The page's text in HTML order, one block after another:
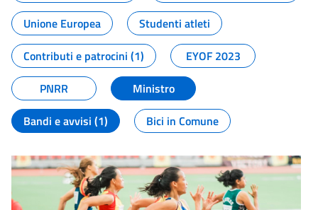
Unione Europea
Studenti atleti
Contributi e patrocini (1)
EYOF 2023
PNRR
Ministro
Bandi e avvisi (1)
Bici in Comune